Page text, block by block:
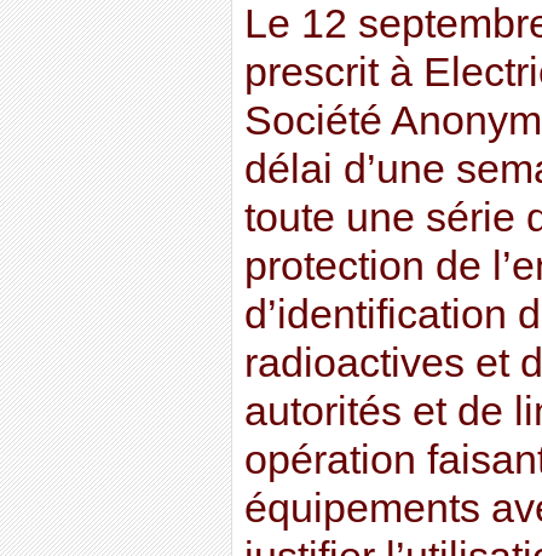
Le 12
prescrit à
Société
délai d’une
toute une série
protection de
d’identification
radioactives et
autorités et de
opération
équipements